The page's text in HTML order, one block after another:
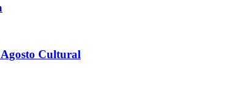
Cultural